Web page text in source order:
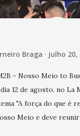
de saúde.
da doença, para não
Braga julho 20,
- Nosso Meio to
12 de agosto, no La
"A força do que é
Meio e deve reunir